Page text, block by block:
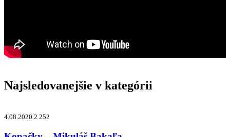
Najsledovanejšie v kategórii
4.08.2020 2 252